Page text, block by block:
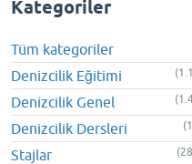
Kategoriler
Tüm kategoriler
Denizcilik Eğitimi
Denizcilik Genel
Denizcilik Dersleri
Stajlar